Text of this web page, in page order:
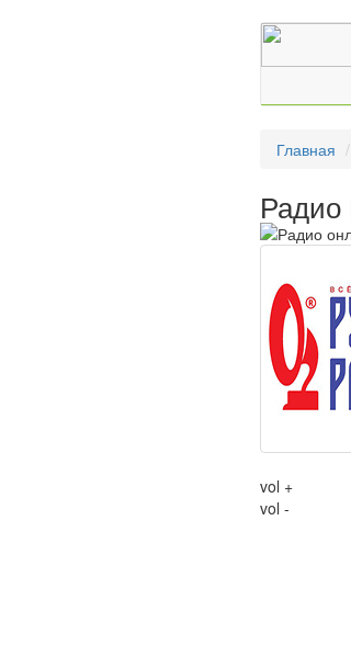
Главная
Радио
vol +
vol -